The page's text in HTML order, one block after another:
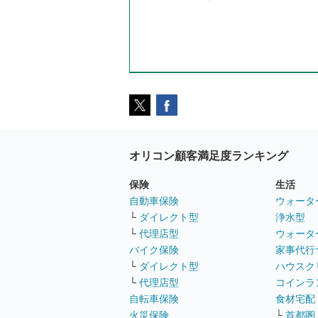
オリコン顧客満足度ランキング
保険
自動車保険
└ ダイレクト型
└ 代理店型
バイク保険
└ ダイレクト型
└ 代理店型
自転車保険
火災保険
生活
ウォー
浄水型
ウォー
家事代行
ハウスク
コイン
食材宅配
└ 首都圏